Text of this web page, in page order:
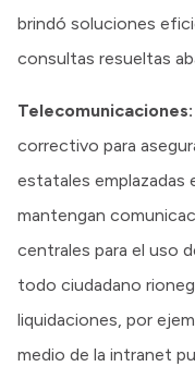
brindó soluciones
consultas resueltas
Telecomunicaciones:
correctivo para
estatales emplazadas
mantengan
centrales para el uso
todo ciudadano
liquidaciones, por
medio de la intranet